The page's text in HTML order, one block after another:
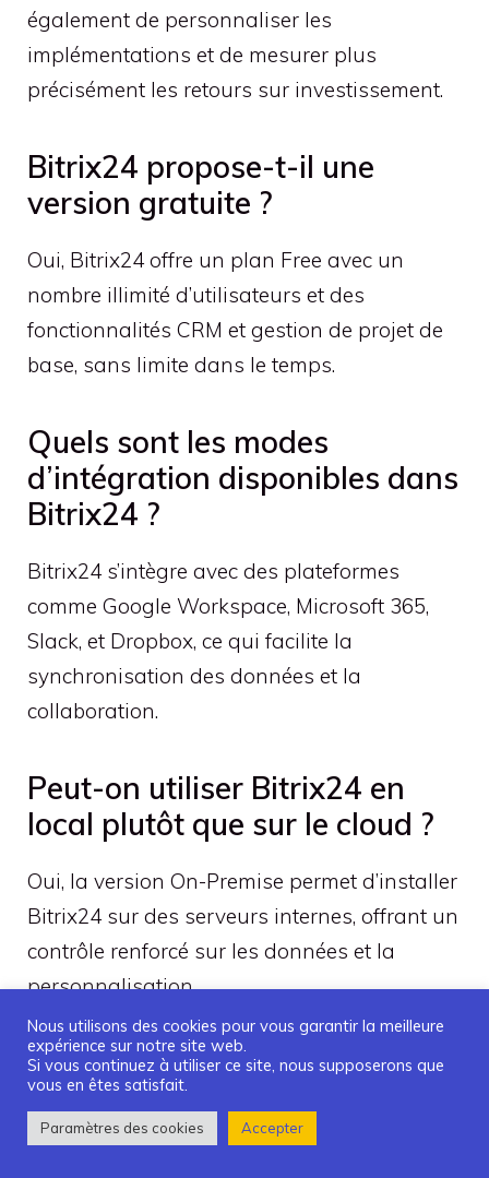
également de personnaliser les
implémentations et de mesurer plus
précisément les retours sur investissement.
Bitrix24 propose-t-il une
version gratuite ?
Oui, Bitrix24 offre un plan Free avec un
nombre illimité d’utilisateurs et des
fonctionnalités CRM et gestion de projet de
base, sans limite dans le temps.
Quels sont les modes
d’intégration disponibles dans
Bitrix24 ?
Bitrix24 s’intègre avec des plateformes
comme Google Workspace, Microsoft 365,
Slack, et Dropbox, ce qui facilite la
synchronisation des données et la
collaboration.
Peut-on utiliser Bitrix24 en
local plutôt que sur le cloud ?
Oui, la version On-Premise permet d’installer
Bitrix24 sur des serveurs internes, offrant un
contrôle renforcé sur les données et la
personnalisation.
Quelle est la durée de la
période d’essai pour les plans
payants ?
Nous utilisons des cookies pour vous garantir la meilleure
expérience sur notre site web.
Si vous continuez à utiliser ce site, nous supposerons que
vous en êtes satisfait.
Paramètres des cookies Accepter